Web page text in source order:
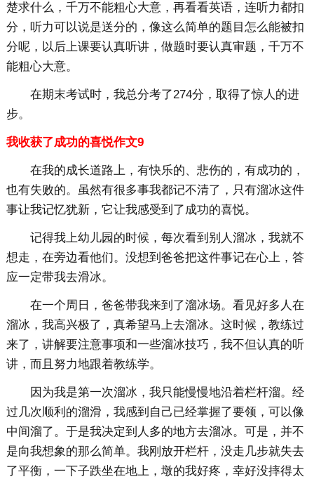
楚求什么，千万不能粗心大意，再看看英语，连听力都扣
分，听力可以说是送分的，像这么简单的题目怎么能被扣
分呢，以后上课要认真听讲，做题时要认真审题，千万不
能粗心大意。
在期末考试时，我总分考了274分，取得了惊人的进
步。
我收获了成功的喜悦作文9
在我的成长道路上，有快乐的、悲伤的，有成功的，
也有失败的。虽然有很多事我都记不清了，只有溜冰这件
事让我记忆犹新，它让我感受到了成功的喜悦。
记得我上幼儿园的时候，每次看到别人溜冰，我就不
想走，在旁边看他们。没想到爸爸把这件事记在心上，答
应一定带我去滑冰。
在一个周日，爸爸带我来到了溜冰场。看见好多人在
溜冰，我高兴极了，真希望马上去溜冰。这时候，教练过
来了，讲解要注意事项和一些溜冰技巧，我不但认真的听
讲，而且努力地跟着教练学。
因为我是第一次溜冰，我只能慢慢地沿着栏杆溜。经
过几次顺利的溜滑，我感到自己已经掌握了要领，可以像
中间溜了。于是我决定到人多的地方去溜冰。可是，并不
是向我想象的那么简单。我刚放开栏杆，没走几步就失去
了平衡，一下子跌坐在地上，墩的我好疼，幸好没摔得太